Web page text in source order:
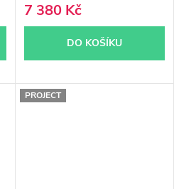
7 380 Kč
DO KOŠÍKU
PROJECT